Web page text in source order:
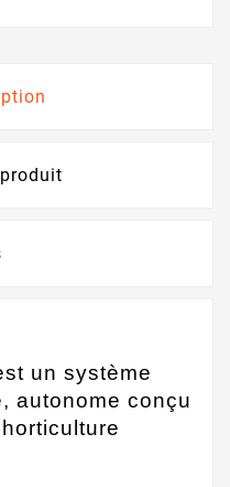
un système
autonome conçu